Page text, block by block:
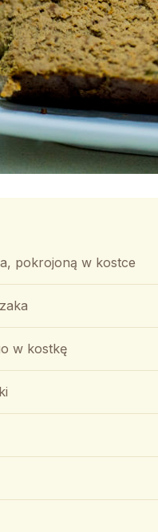
pokrojoną w kostce
w kostkę